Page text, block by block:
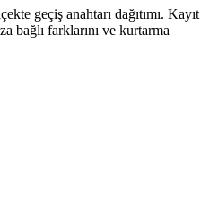
geçiş anahtarı dağıtımı. Kayıt
bağlı farklarını ve kurtarma